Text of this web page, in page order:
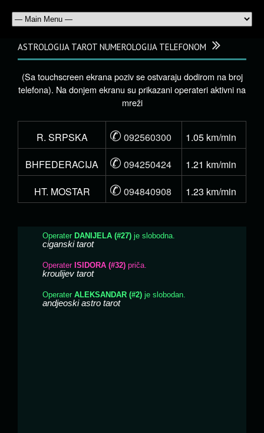
ASTROLOGIJA TAROT NUMEROLOGIJA TELEFONOM
(Sa touchscreen ekrana poziv se ostvaraju dodirom na broj
telefona). Na donjem ekranu su prikazani operateri aktivni na
mreži
R. SRPSKA ✆ 092560300
1.05 km/min
BHFEDERACIJA
✆ 094250424
1.21 km/min
HT. MOSTAR
✆ 094840908 1.23 km/min